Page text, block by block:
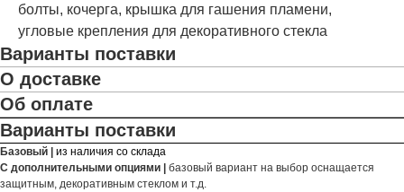
болты, кочерга, крышка для гашения пламени,
угловые крепления для декоративного стекла
Варианты поставки
О доставке
Об оплате
Варианты поставки
Базовый | из наличия со склада
С дополнительными опциями | базовый вариант на выбор оснащается
защитным, декоративным стеклом и т.д.